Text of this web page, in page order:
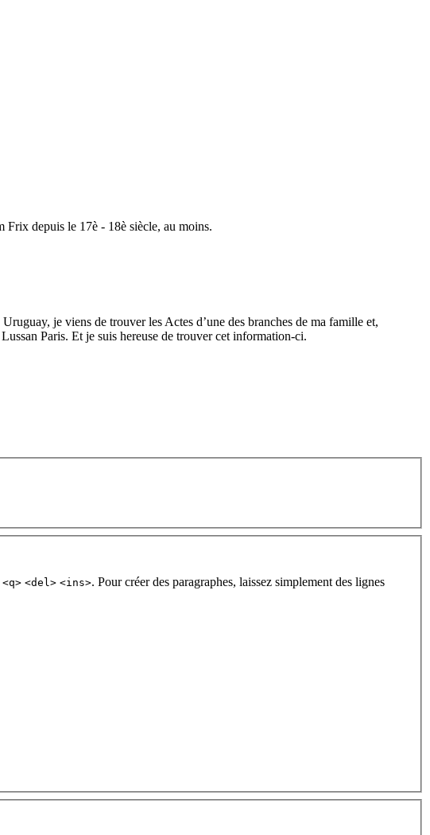
Frix depuis le 17è - 18è siècle, au moins.
je viens de trouver les Actes d’une des branches de ma famille et,
Paris. Et je suis hereuse de trouver cet information-ci.
<q> <del> <ins>. Pour créer des paragraphes, laissez simplement des lignes